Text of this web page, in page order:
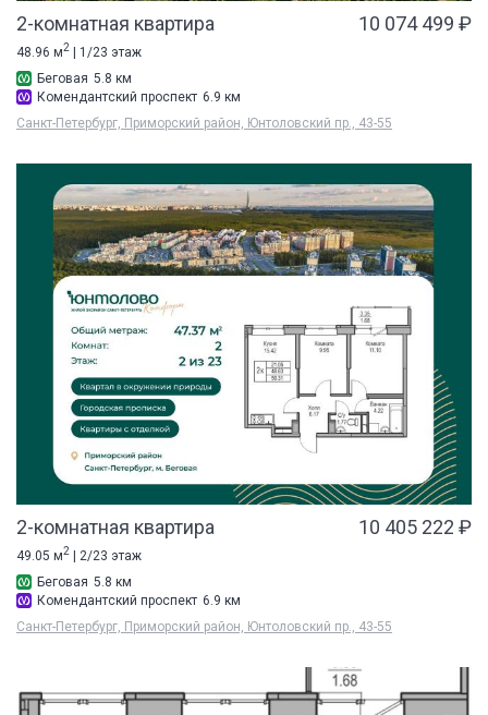
2-комнатная квартира 10 074 499 ₽
48.96 м2 | 1/23 этаж
Беговая 5.8 км
Комендантский проспект 6.9 км
Санкт-Петербург, Приморский район, Юнтоловский пр., 43-55
2-комнатная квартира 10 405 222 ₽
49.05 м2
| 2/23 этаж
Беговая 5.8 км
Комендантский проспект 6.9 км
Санкт-Петербург, Приморский район, Юнтоловский пр., 43-55